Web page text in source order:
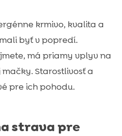
krmivo, kvalita a
byť v popredí.
má priamy vplyv na
Starostlivosť a
pre ich pohodu.
strava pre